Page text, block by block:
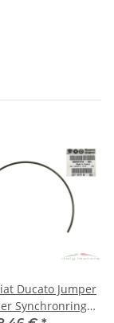
Ducato Jumper
Synchronring